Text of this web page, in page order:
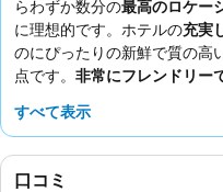
らわずか数分の最高のロケー
に理想的です。ホテルの充実
のにぴったりの新鮮で質の高
点です。 非常にフレンドリー
す。より静かな滞在を希望す
すべて表示
口コミ